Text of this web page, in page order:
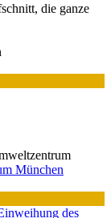
die ganze
München